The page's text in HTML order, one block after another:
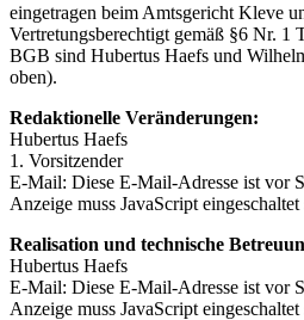
eingetragen beim Amtsgericht Kleve
Vertretungsberechtigt gemäß §6 Nr. 1
BGB sind Hubertus Haefs und
oben).
Redaktionelle Veränderungen:
Hubertus Haefs
1. Vorsitzender
E-Mail: Diese E-Mail-Adresse ist vor
Anzeige muss JavaScript eingeschaltet
Realisation und technische
Hubertus Haefs
E-Mail: Diese E-Mail-Adresse ist vor
Anzeige muss JavaScript eingeschaltet